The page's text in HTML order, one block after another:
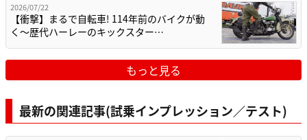
2026/07/22
【衝撃】まるで自転車! 114年前のバイクが動
く〜歴代ハーレーのキックスター…
もっと見る
最新の関連記事(試乗インプレッション／テスト)